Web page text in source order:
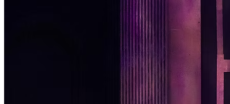
Código Corporativo de Conduta Ética
Educação Financeira
Política de Privacidade
Lei ECA Digital